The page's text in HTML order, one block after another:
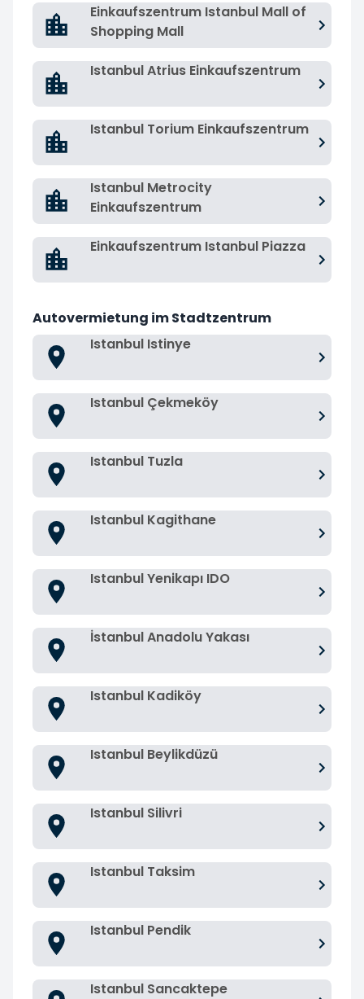
Einkaufszentrum Istanbul Mall of
Shopping Mall
Istanbul Atrius Einkaufszentrum
Istanbul Torium Einkaufszentrum
Istanbul Metrocity
Einkaufszentrum
Einkaufszentrum Istanbul Piazza
Autovermietung im Stadtzentrum
Istanbul Istinye
Istanbul Çekmeköy
Istanbul Tuzla
Istanbul Kagithane
Istanbul Yenikapı IDO
İstanbul Anadolu Yakası
Istanbul Kadiköy
Istanbul Beylikdüzü
Istanbul Silivri
Istanbul Taksim
Istanbul Pendik
Istanbul Sancaktepe